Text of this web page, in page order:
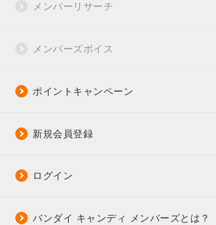
メンバーリサーチ
メンバーズボイス
ポイントキャンペーン
新規会員登録
ログイン
バンダイ キャンディ メンバーズとは？